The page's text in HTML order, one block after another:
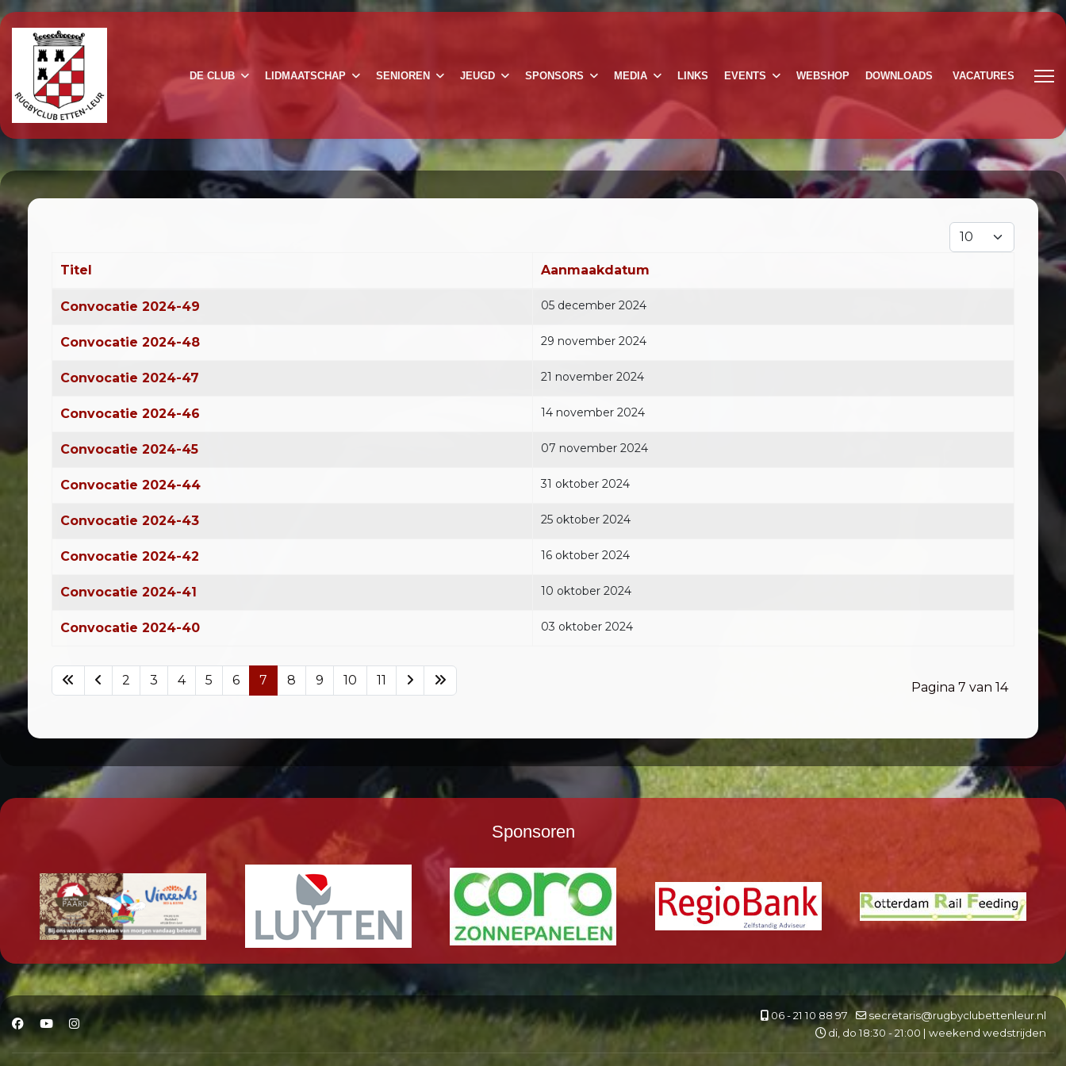
DE CLUB LIDMAATSCHAP SENIOREN JEUGD SPONSORS MEDIA LINKS EVENTS WEBSHOP DOWNLOADS VACATURES
Toon #
Titel Aanmaakdatum
Convocatie 2024-49 05 december 2024
Convocatie 2024-48 29 november 2024
Convocatie 2024-47 21 november 2024
Convocatie 2024-46 14 november 2024
Convocatie 2024-45 07 november 2024
Convocatie 2024-44 31 oktober 2024
Convocatie 2024-43 25 oktober 2024
Convocatie 2024-42 16 oktober 2024
Convocatie 2024-41 10 oktober 2024
Convocatie 2024-40 03 oktober 2024
Pagina 7 van 14
2 3 4 5 6 7 8 9 10 11
Sponsoren
06 - 21 10 88 97
secretaris@rugbyclubettenleur.nl
di, do 18:30 - 21:00 | weekend wedstrijden